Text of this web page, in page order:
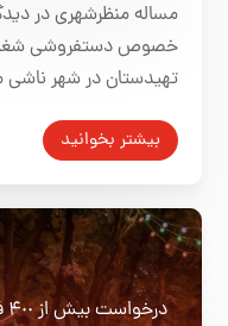
مساله منظرشهری در
خصوص دستفروشی شغل
تهیدستان در شهر
بیشتر بخوانید